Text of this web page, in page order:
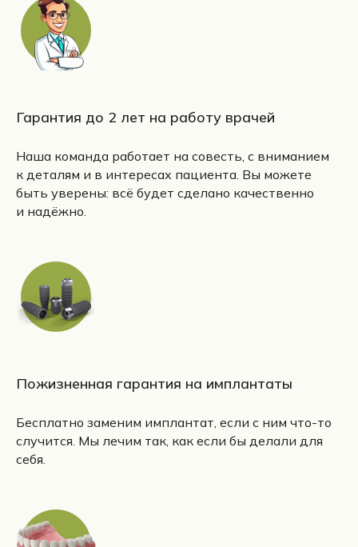
Гарантия до 2 лет на работу врачей
Наша команда работает на совесть, с вниманием
к деталям и в интересах пациента. Вы можете
быть уверены: всё будет сделано качественно
и надёжно.
Пожизненная гарантия на имплантаты
Бесплатно заменим имплантат, если с ним что-то
случится. Мы лечим так, как если бы делали для
себя.